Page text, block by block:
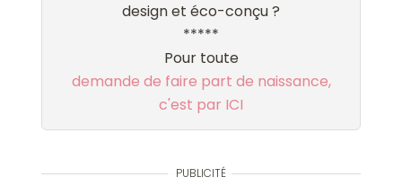
design et éco-conçu ?
*****
Pour toute
demande de faire part de naissance,
c'est par ICI
PUBLICITÉ